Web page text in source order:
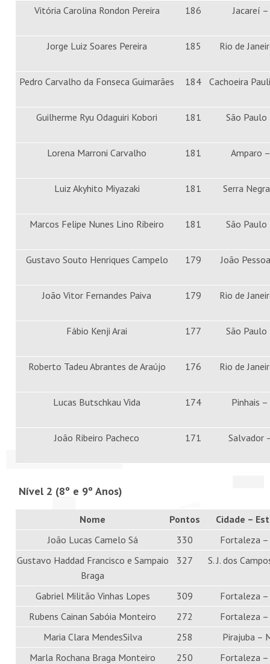
Vitória Carolina Rondon Pereira 186 Jacareí –
Jorge Luiz Soares Pereira 185 Rio de
Pedro Carvalho da Fonseca Guimarães 184 Cachoeira
Guilherme Ryu Odaguiri Kobori 181 São Paulo
Lorena Marroni Carvalho 181 Amparo
Luiz Akyhito Miyazaki 181 Serra
Marcos Felipe Nunes Lino Ribeiro 181 São Paulo
Gustavo Souto Henriques Campelo 179 João
João Vitor Fernandes Paiva 179 Rio de
Fábio Kenji Arai 177 São Paulo
Roberto Tadeu Abrantes de Araújo 176 Rio de
Lucas Butschkau Vida 174 Pinhais –
João Ribeiro Pacheco 171 Salvador
Nível 2 (8º e 9º Anos)
Nome Pontos
Cidade –
João Lucas Camelo Sá
330
Fortaleza –
Gustavo Haddad Francisco e Sampaio
Braga
327 S. J. dos
Gabriel Militão Vinhas Lopes 309
Fortaleza –
Rubens Cainan Sabóia Monteiro
272
Fortaleza –
Maria Clara MendesSilva
258
Pirajuba –
Marla Rochana Braga Monteiro
250
Fortaleza –